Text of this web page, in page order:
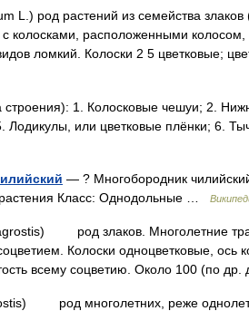
L.) род растений из семейства
колосками, расположенными колосом,
ломкий. Колоски 2 5 цветковые;
1. Колосковые чешуи; 2.
Лодикулы, или цветковые плёнки; 6.
— ? Многобородник
Класс: Однодольные …
род злаков. Многолетние
Колоски одноцветковые,
всему соцветию. Около 100 (по
род многолетних, реже